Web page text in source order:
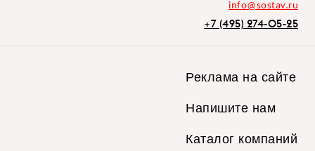
info@sostav.ru
+7 (495) 274-05-25
Реклама на сайте
Напишите нам
Каталог компаний